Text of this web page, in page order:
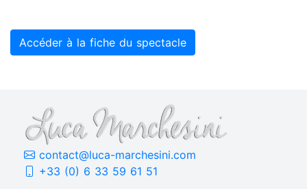
Accéder à la fiche du spectacle
contact@luca-marchesini.com
+33 (0) 6 33 59 61 51